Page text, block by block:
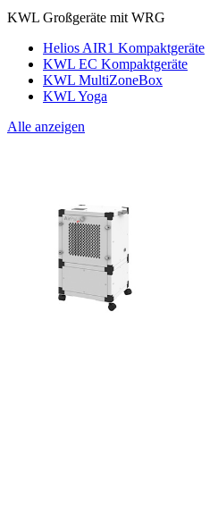
KWL Großgeräte mit WRG
Helios AIR1 Kompaktgeräte
KWL EC Kompaktgeräte
KWL MultiZoneBox
KWL Yoga
Alle anzeigen